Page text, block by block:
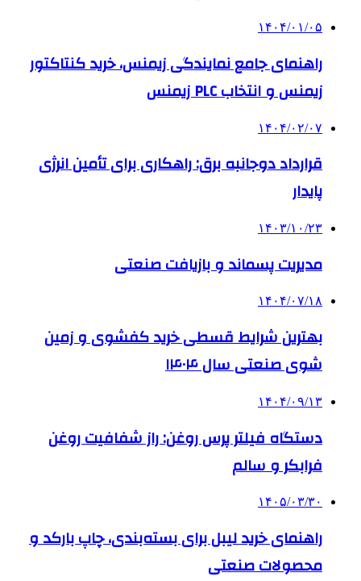
۱۴۰۴/۰۱/۰۵
راهنمای جامع نمایندگی زیمنس، خرید کنتاکتور
زیمنس و انتخاب PLC زیمنس
۱۴۰۴/۰۲/۰۷
قرارداد دوجانبه برق: راهکاری برای تأمین انرژی
پایدار
۱۴۰۳/۱۰/۲۳
مدیریت پسماند و بازیافت صنعتی
۱۴۰۴/۰۷/۱۸
بهترین شرایط قسطی خرید کفشوی و زمین
شوی صنعتی سال ۱۴۰۴
۱۴۰۴/۰۹/۱۳
دستگاه فیلتر پرس روغن: راز شفافیت روغن
فرابکر و سالم
۱۴۰۵/۰۳/۳۰
راهنمای خرید لیبل برای بسته‌بندی، چاپ بارکد و
محصولات صنعتی